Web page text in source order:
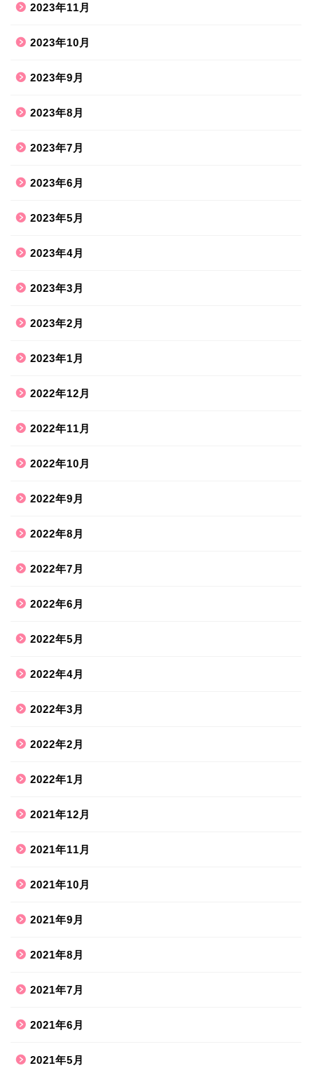
2023年11月
2023年10月
2023年9月
2023年8月
2023年7月
2023年6月
2023年5月
2023年4月
2023年3月
2023年2月
2023年1月
2022年12月
2022年11月
2022年10月
2022年9月
2022年8月
2022年7月
2022年6月
2022年5月
2022年4月
2022年3月
2022年2月
2022年1月
2021年12月
2021年11月
2021年10月
2021年9月
2021年8月
2021年7月
2021年6月
2021年5月